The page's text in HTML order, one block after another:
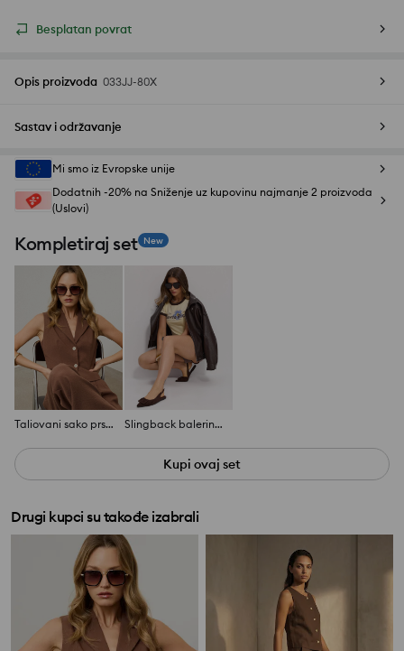
Besplatan povrat
Opis proizvoda 033JJ-80X
Sastav i održavanje
Mi smo iz Evropske unije
Dodatnih -20% na Sniženje uz kupovinu najmanje 2 proizvoda
(Uslovi)
Kompletiraj set New
Taliovani sako prsluk sa viskozom Slingback balerinke s ukrasnom kopčom i kožnim uloškom
Kupi ovaj set
Drugi kupci su takođe izabrali